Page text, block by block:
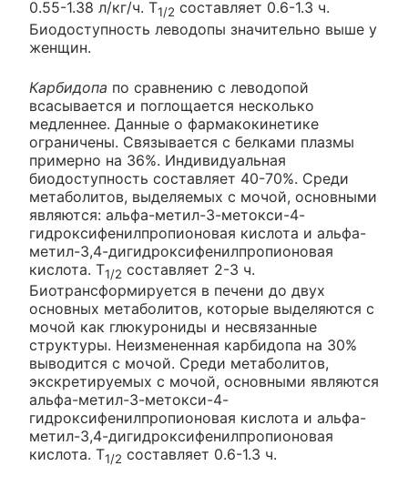
0.55-1.38 л/кг/ч. T1/2 составляет 0.6-1.3 ч.
Биодоступность леводопы значительно выше у
женщин.
Карбидопа по сравнению с леводопой
всасывается и поглощается несколько
медленнее. Данные о фармакокинетике
ограничены. Связывается с белками плазмы
примерно на 36%. Индивидуальная
биодоступность составляет 40-70%. Среди
метаболитов, выделяемых с мочой, основными
являются: альфа-метил-3-метокси-4-
гидроксифенилпропионовая кислота и альфа-
метил-3,4-дигидроксифенилпропионовая
кислота. T1/2 составляет 2-3 ч.
Биотрансформируется в печени до двух
основных метаболитов, которые выделяются с
мочой как глюкурониды и несвязанные
структуры. Неизмененная карбидопа на 30%
выводится с мочой. Среди метаболитов,
экскретируемых с мочой, основными являются
альфа-метил-3-метокси-4-
гидроксифенилпропионовая кислота и альфа-
метил-3,4-дигидроксифенилпропионовая
кислота. T1/2 составляет 0.6-1.3 ч.